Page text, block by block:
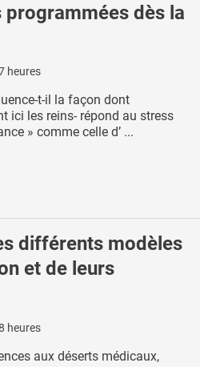
dès la
heures
t-il la façon dont
ici les reins- répond au stress
» comme celle d’ ...
différents modèles
et de leurs
heures
aux déserts médicaux,